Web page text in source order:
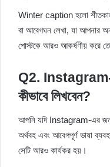
Winter caption হলো
বা আবেগঘন লেখা, যা আপনার
পোস্টকে আরও আকর্ষণীয় করে
Q2. Instagram-
কীভাবে লিখবেন?
আপনি যদি Instagram-এর
অর্থবহ এবং আবেগপূর্ণ ভাষা
সেটি আরও কার্যকর হয়।